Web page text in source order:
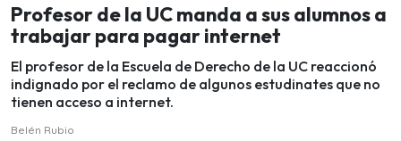
Profesor de la UC manda a sus alumnos a
trabajar para pagar internet
El profesor de la Escuela de Derecho de la UC reaccionó
indignado por el reclamo de algunos estudinates que no
tienen acceso a internet.
Belén Rubio